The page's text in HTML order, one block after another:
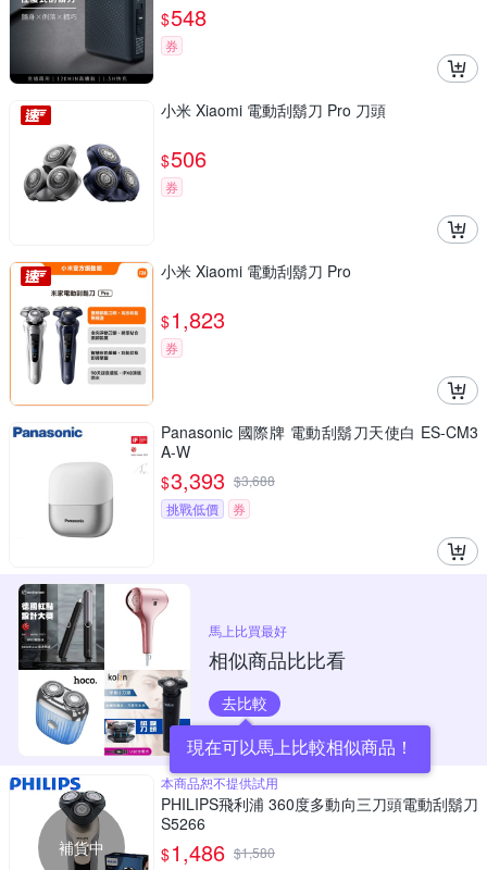
$548
券
小米 Xiaomi 電動刮鬍刀 Pro 刀頭
$506
券
小米 Xiaomi 電動刮鬍刀 Pro
$1,823
券
Panasonic 國際牌 電動刮鬍刀天使白 ES-CM3
A-W
$3,393 $3,688
挑戰低價
券
馬上比買最好
相似商品比比看
去比較
現在可以馬上比較相似商品！
補貨中
本商品恕不提供試用
PHILIPS飛利浦 360度多動向三刀頭電動刮鬍刀
S5266
$1,486 $1,580